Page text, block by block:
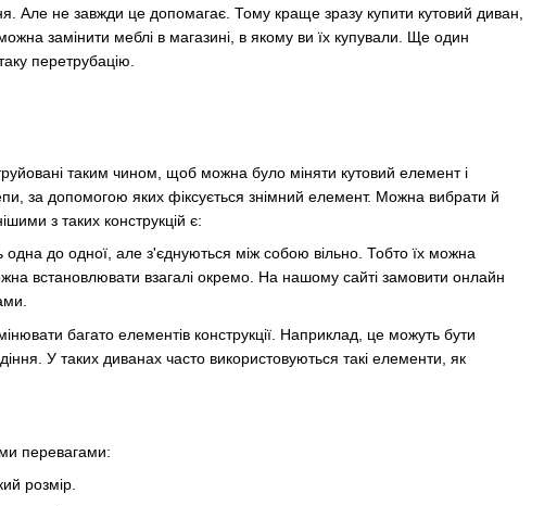
Але не завжди це допомагає. Тому краще зразу купити кутовий диван,
замінити меблі в магазині, в якому ви їх купували. Ще один
перетрубацію.
таким чином, щоб можна було міняти кутовий елемент і
за допомогою яких фіксується знімний елемент. Можна вибрати й
з таких конструкцій є:
одна до одної, але з'єднуються між собою вільно. Тобто їх можна
встановлювати взагалі окремо. На нашому сайті замовити онлайн
багато елементів конструкції. Наприклад, це можуть бути
У таких диванах часто використовуються такі елементи, як
перевагами:
розмір.